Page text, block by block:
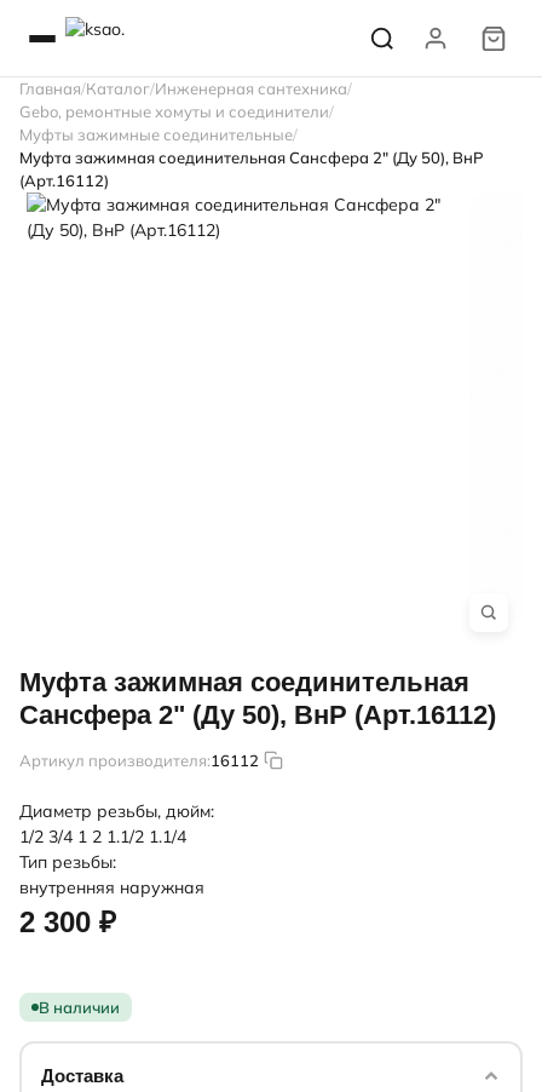
Главная Каталог Инженерная сантехника
Gebo, ремонтные хомуты и соединители
Муфты зажимные соединительные
Муфта зажимная соединительная Сансфера 2" (Ду 50), ВнР
(Арт.16112)
Муфта зажимная соединительная
Сансфера 2" (Ду 50), ВнР (Арт.16112)
Артикул производителя:16112
Диаметр резьбы, дюйм:
1/2 3/4 1 2 1.1/2 1.1/4
Тип резьбы:
внутренняя наружная
2 300 ₽
В наличии
Доставка